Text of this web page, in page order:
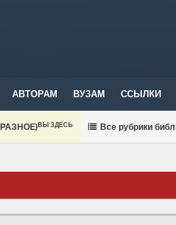
АВТОРАМ ВУЗАМ ССЫЛКИ
ВЫ ЗДЕСЬ Все рубрики